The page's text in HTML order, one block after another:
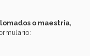
o maestría,